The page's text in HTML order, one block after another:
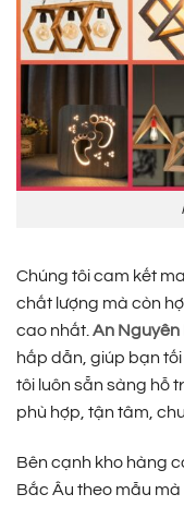
Chúng tôi cam kết
chất lượng mà còn
cao nhất. An Nguyên
hấp dẫn, giúp bạn
tôi luôn sẵn sàng hỗ
phù hợp, tận tâm,
Bên cạnh kho hàng
Bắc Âu theo mẫu mà